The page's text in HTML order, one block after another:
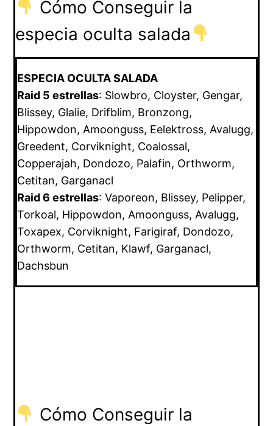
Cómo Conseguir la
especia oculta salada
ESPECIA OCULTA SALADA
Raid 5 estrellas: Slowbro, Cloyster, Gengar,
Blissey, Glalie, Drifblim, Bronzong,
Hippowdon, Amoonguss, Eelektross, Avalugg,
Greedent, Corviknight, Coalossal,
Copperajah, Dondozo, Palafin, Orthworm,
Cetitan, Garganacl
Raid 6 estrellas: Vaporeon, Blissey, Pelipper,
Torkoal, Hippowdon, Amoonguss, Avalugg,
Toxapex, Corviknight, Farigiraf, Dondozo,
Orthworm, Cetitan, Klawf, Garganacl,
Dachsbun
Cómo Conseguir la